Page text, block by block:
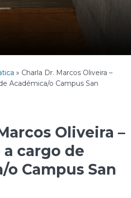
» Charla Dr. Marcos Oliveira –
Académica/o Campus San
Oliveira –
cargo de
Campus San